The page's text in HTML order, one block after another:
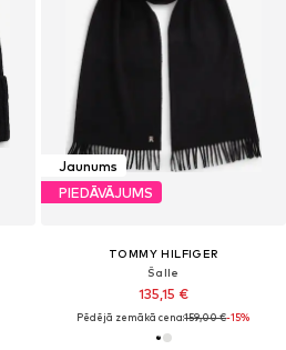
Jaunums
PIEDĀVĀJUMS
TOMMY HILFIGER
Šalle
135,15 €
Pēdējā zemākā cena:159,00 €-15%